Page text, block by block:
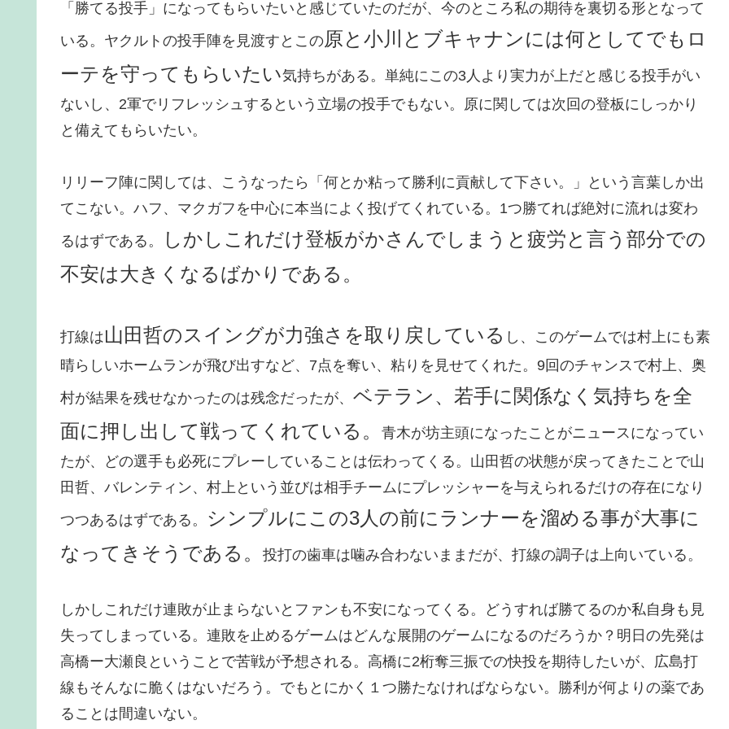
「勝てる投手」になってもらいたいと感じていたのだが、今のところ私の期待を裏切る形となって
いる。ヤクルトの投手陣を見渡すとこの原と小川とブキャナンには何としてでもロ
ーテを守ってもらいたい気持ちがある。単純にこの3人より実力が上だと感じる投手がい
ないし、2軍でリフレッシュするという立場の投手でもない。原に関しては次回の登板にしっかり
と備えてもらいたい。
リリーフ陣に関しては、こうなったら「何とか粘って勝利に貢献して下さい。」という言葉しか出
てこない。ハフ、マクガフを中心に本当によく投げてくれている。1つ勝てれば絶対に流れは変わ
るはずである。
しかしこれだけ登板がかさんでしまうと疲労と言う部分での
不安は大きくなるばかりである。
打線は山田哲のスイングが力強さを取り戻している し、このゲームでは村上にも素
晴らしいホームランが飛び出すなど、7点を奪い、粘りを見せてくれた。9回のチャンスで村上、奥
村が結果を残せなかったのは残念だったが、 ベテラン、若手に関係なく気持ちを全
面に押し出して戦ってくれている。
青木が坊主頭になったことがニュースになってい
たが、どの選手も必死にプレーしていることは伝わってくる。山田哲の状態が戻ってきたことで山
田哲、バレンティン、村上という並びは相手チームにプレッシャーを与えられるだけの存在になり
つつあるはずである。 シンプルにこの3人の前にランナーを溜める事が大事に
なってきそうである。
投打の歯車は噛み合わないままだが、打線の調子は上向いている。
しかしこれだけ連敗が止まらないとファンも不安になってくる。どうすれば勝てるのか私自身も見
失ってしまっている。連敗を止めるゲームはどんな展開のゲームになるのだろうか？明日の先発は
高橋ー大瀬良ということで苦戦が予想される。高橋に2桁奪三振での快投を期待したいが、広島打
線もそんなに脆くはないだろう。でもとにかく１つ勝たなければならない。勝利が何よりの薬であ
ることは間違いない。